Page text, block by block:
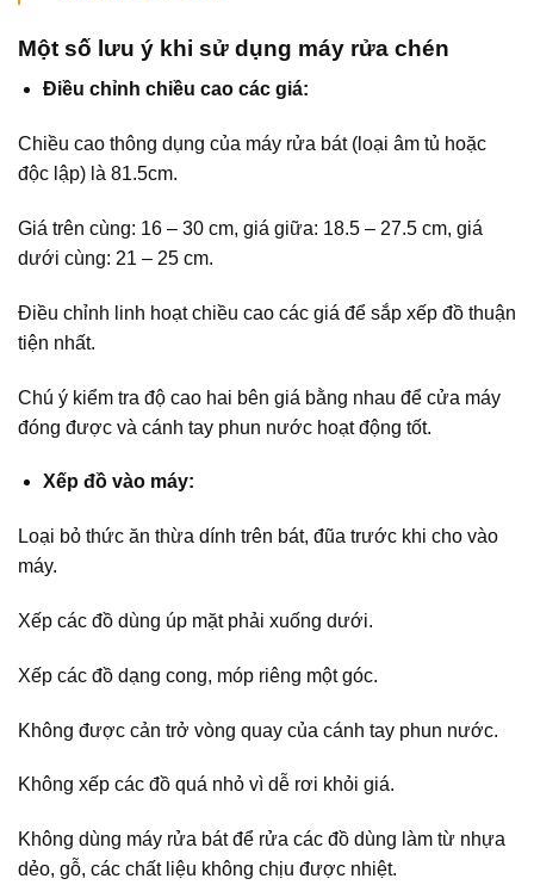
Một số lưu ý khi sử dụng máy rửa chén
Điều chỉnh chiều cao các giá:
Chiều cao thông dụng của máy rửa bát (loại âm tủ hoặc
độc lập) là 81.5cm.
Giá trên cùng: 16 – 30 cm, giá giữa: 18.5 – 27.5 cm, giá
dưới cùng: 21 – 25 cm.
Điều chỉnh linh hoạt chiều cao các giá để sắp xếp đồ thuận
tiện nhất.
Chú ý kiểm tra độ cao hai bên giá bằng nhau để cửa máy
đóng được và cánh tay phun nước hoạt động tốt.
Xếp đồ vào máy:
Loại bỏ thức ăn thừa dính trên bát, đũa trước khi cho vào
máy.
Xếp các đồ dùng úp mặt phải xuống dưới.
Xếp các đồ dạng cong, móp riêng một góc.
Không được cản trở vòng quay của cánh tay phun nước.
Không xếp các đồ quá nhỏ vì dễ rơi khỏi giá.
Không dùng máy rửa bát để rửa các đồ dùng làm từ nhựa
dẻo, gỗ, các chất liệu không chịu được nhiệt.